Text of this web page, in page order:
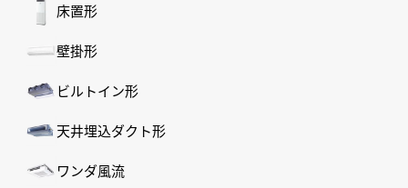
床置形
壁掛形
ビルトイン形
天井埋込ダクト形
ワンダ風流